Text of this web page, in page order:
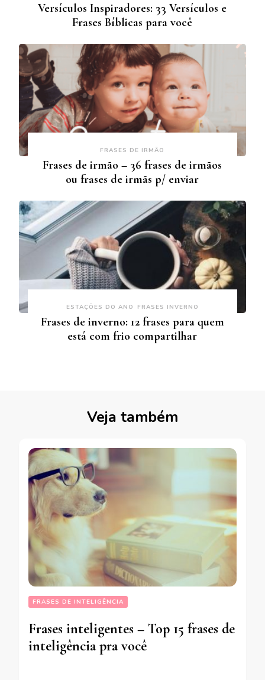
Versículos Inspiradores: 33 Versículos e
Frases Bíblicas para você
FRASES DE IRMÃO
Frases de irmão – 36 frases de irmãos
ou frases de irmãs p/ enviar
ESTAÇÕES DO ANO FRASES INVERNO
Frases de inverno: 12 frases para quem
está com frio compartilhar
Veja também
FRASES DE INTELIGÊNCIA
Frases inteligentes – Top 15 frases de
inteligência pra você